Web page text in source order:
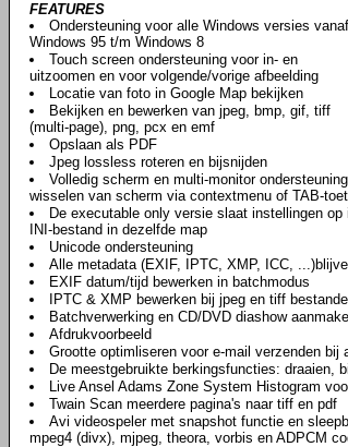
FEATURES
Ondersteuning voor alle Windows versies vanaf
Windows 95 t/m Windows 8
Touch screen ondersteuning voor in- en
uitzoomen en voor volgende/vorige afbeelding
Locatie van foto in Google Map bekijken
Bekijken en bewerken van jpeg, bmp, gif, tiff
(multi-page), png, pcx en emf
Opslaan als PDF
Jpeg lossless roteren en bijsnijden
Volledig scherm en multi-monitor
wisselen van scherm via contextmenu of TAB-
De executable only versie slaat instellingen op
INI-bestand in dezelfde map
Unicode ondersteuning
Alle metadata (EXIF, IPTC, XMP, ICC,
EXIF datum/tijd bewerken in batchmodus
IPTC & XMP bewerken bij jpeg en tiff
Batchverwerking en CD/DVD diashow
Afdrukvoorbeeld
Grootte optimliseren voor e-mail verzenden bij
De meestgebruikte berkingsfuncties: draaien,
Live Ansel Adams Zone System Histogram
Twain Scan meerdere pagina's naar tiff en pdf
Avi videospeler met snapshot functie en
mpeg4 (divx), mjpeg, theora, vorbis en ADPCM